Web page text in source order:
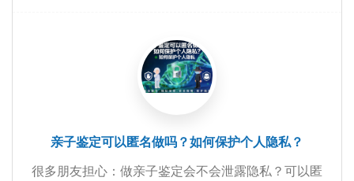
亲子鉴定可以匿名做吗？如何保护个人隐私？
很多朋友担心：做亲子鉴定会不会泄露隐私？可以匿